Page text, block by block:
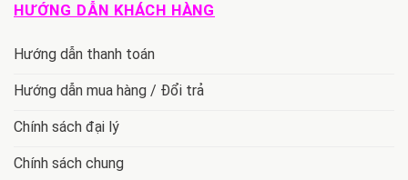
HƯỚNG DẪN KHÁCH HÀNG
Hướng dẫn thanh toán
Hướng dẫn mua hàng / Đổi trả
Chính sách đại lý
Chính sách chung